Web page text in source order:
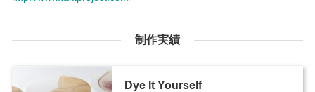
制作実績
Dye It Yourself